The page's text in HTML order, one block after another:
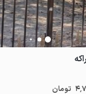
تومان